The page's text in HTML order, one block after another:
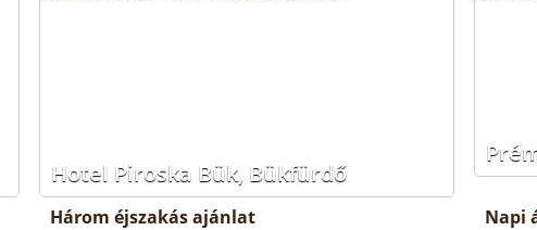
Hotel Piroska Bük, Bükfürdő
Három éjszakás ajánlat Napi